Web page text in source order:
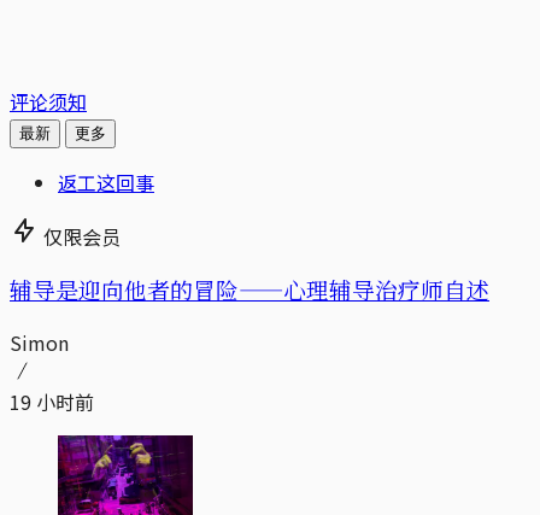
评论须知
最新 更多
返工这回事
仅限会员
辅导是迎向他者的冒险——心理辅导治疗师自述
Simon
19 小时前